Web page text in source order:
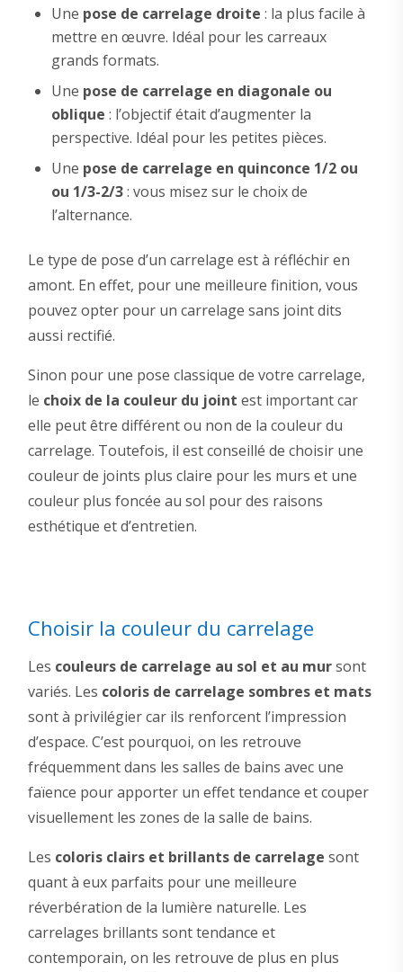
Une pose de carrelage droite : la plus facile à
mettre en œuvre. Idéal pour les carreaux
grands formats.
Une pose de carrelage en diagonale ou
oblique : l’objectif était d’augmenter la
perspective. Idéal pour les petites pièces.
Une pose de carrelage en quinconce 1/2 ou
ou 1/3-2/3: vous misez sur le choix de
l’alternance.
Le type de pose d’un carrelage est à réfléchir en
amont. En effet, pour une meilleure finition, vous
pouvez opter pour un carrelage sans joint dits
aussi rectifié.
Sinon pour une pose classique de votre carrelage,
le choix de la couleur du joint est important car
elle peut être différent ou non de la couleur du
carrelage. Toutefois, il est conseillé de choisir une
couleur de joints plus claire pour les murs et une
couleur plus foncée au sol pour des raisons
esthétique et d’entretien.
Choisir la couleur du carrelage
Les couleurs de carrelage au sol et au mursont
variés. Les coloris de carrelage sombres et mats
sont à privilégier car ils renforcent l’impression
d’espace. C’est pourquoi, on les retrouve
fréquemment dans les salles de bains avec une
faïence pour apporter un effet tendance et couper
visuellement les zones de la salle de bains.
Les coloris clairs et brillants de carrelage sont
quant à eux parfaits pour une meilleure
réverbération de la lumière naturelle. Les
carrelages brillants sont tendance et
contemporain, on les retrouve de plus en plus